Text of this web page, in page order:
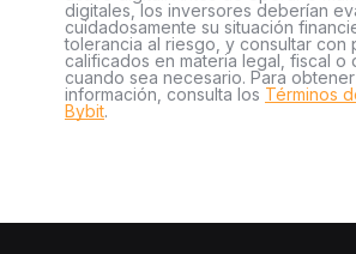
digitales, los inversores deberían
cuidadosamente su situación
tolerancia al riesgo, y consultar con
calificados en materia legal, fiscal o
cuando sea necesario. Para obtener
información, consulta los Términos
Bybit.